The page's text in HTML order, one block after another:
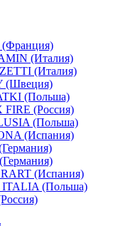
(Италия)
(Италия)
(Швеция)
(Польша)
(Россия)
(Польша)
(Испания)
(Испания)
(Польша)